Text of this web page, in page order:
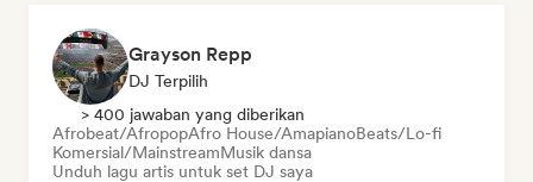
Grayson Repp
DJ Terpilih
> 400 jawaban yang diberikan
Afrobeat/AfropopAfro House/AmapianoBeats/Lo-fi
Komersial/MainstreamMusik dansa
Unduh lagu artis untuk set DJ saya